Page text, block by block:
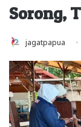
Sorong,
jagatpapua